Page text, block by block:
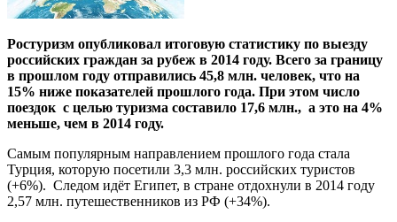
Ростуризм опубликовал итоговую статистику по выезду
российских граждан за рубеж в 2014 году. Всего за границу
в прошлом году отправились 45,8 млн. человек, что на
15% ниже показателей прошлого года. При этом число
поездок с целью туризма составило 17,6 млн., а это на 4%
меньше, чем в 2014 году.
Самым популярным направлением прошлого года стала
Турция, которую посетили 3,3 млн. российских туристов
(+6%). Cледом идёт Египет, в стране отдохнули в 2014 году
2,57 млн. путешественников из РФ (+34%).